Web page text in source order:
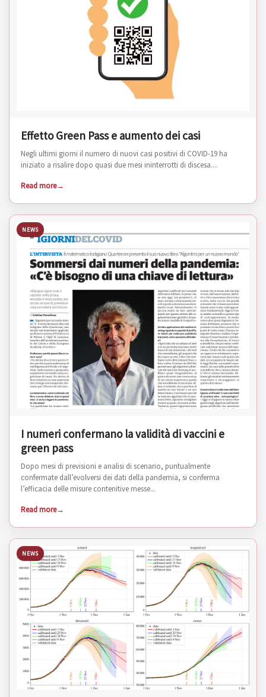
Effetto Green Pass e aumento dei casi
Negli ultimi giorni il numero di nuovi casi positivi di COVID-19 ha
iniziato a risalire dopo quasi due mesi ininterrotti di discesa....
Read more
NEWS
I numeri confermano la validità di vaccini e
green pass
Dopo mesi di previsioni e analisi di scenario, puntualmente
confermate dall’evolversi dei dati della pandemia, si conferma
l’efficacia delle misure contenitive messe...
Read more
NEWS